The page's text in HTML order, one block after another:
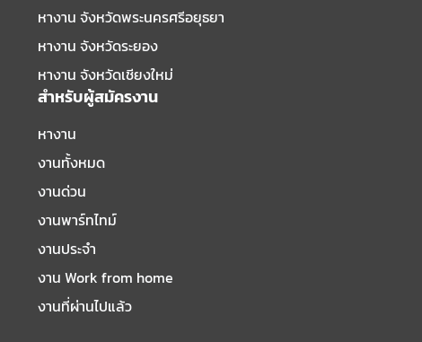
หางาน จังหวัดพระนครศรีอยุธยา
หางาน จังหวัดระยอง
หางาน จังหวัดเชียงใหม่
สำหรับผู้สมัครงาน
หางาน
งานทั้งหมด
งานด่วน
งานพาร์ทไทม์
งานประจำ
งาน Work from home
งานที่ผ่านไปแล้ว